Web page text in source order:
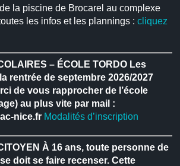
la piscine de Brocarel au complexe
les infos et les plannings :cliquez
– ÉCOLE TORDO Les
rentrée de septembre 2026/2027
de vous rapprocher de l’école
au plus vite par mail :
nice.fr Modalités d’inscription
À 16 ans, toute personne de
doit se faire recenser. Cette